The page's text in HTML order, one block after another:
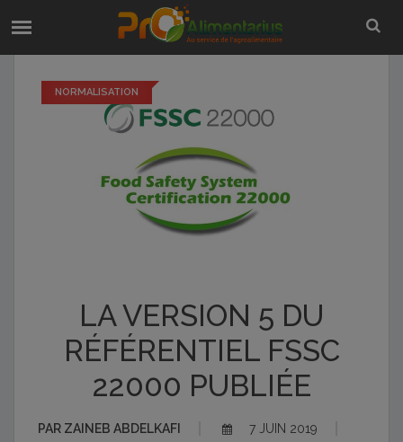
NORMALISATION
LA VERSION 5 DU
RÉFÉRENTIEL FSSC
22000 PUBLIÉE
PARZAINEB ABDELKAFI
7 JUIN 2019